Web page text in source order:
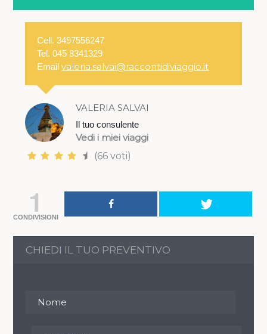
Cell. 3497556247
Tel. 045 8341329
Emailvaleria.salvai@raccontidiviaggio.it
VALERIA SALVAI
Il tuo consulente
Vedi i miei viaggi
(66 voti)
1
CONDIVISIONI
CHIEDI IL TUO PREVENTIVO